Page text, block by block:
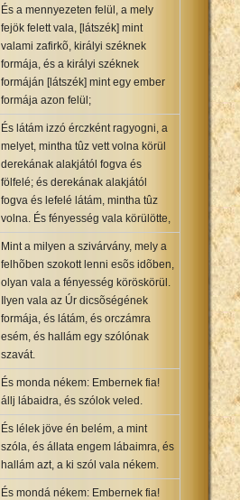
És a mennyezeten felül, a mely
fejök felett vala, [látszék] mint
valami zafirkõ, királyi széknek
formája, és a királyi széknek
formáján [látszék] mint egy ember
formája azon felül;
És látám izzó érczként ragyogni, a
melyet, mintha tûz vett volna körül
derekának alakjától fogva és
fölfelé; és derekának alakjától
fogva és lefelé látám, mintha tûz
volna. És fényesség vala körülötte,
Mint a milyen a szivárvány, mely a
felhõben szokott lenni esõs idõben,
olyan vala a fényesség köröskörül.
Ilyen vala az Úr dicsõségének
formája, és látám, és orczámra
esém, és hallám egy szólónak
szavát.
És monda nékem: Embernek fia!
állj lábaidra, és szólok veled.
És lélek jöve én belém, a mint
szóla, és állata engem lábaimra, és
hallám azt, a ki szól vala nékem.
És mondá nékem: Embernek fia!